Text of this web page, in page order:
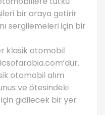
bir araya getirir
sergilemeleri için bir
klasik otomobil
otomobil alım
ve ötesindeki
gidilecek bir yer